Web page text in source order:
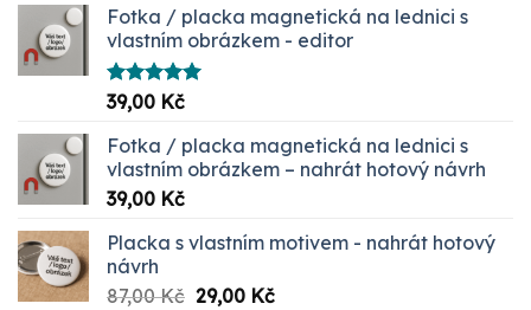
Fotka / placka magnetická na lednici s
vlastním obrázkem - editor
Hodnocení
5.00
39,00 Kč
Fotka / placka magnetická na lednici s
vlastním obrázkem – nahrát hotový návrh
39,00 Kč
Placka s vlastním motivem - nahrát hotový
návrh
87,00Kč Původní
29,00 KčAktuální